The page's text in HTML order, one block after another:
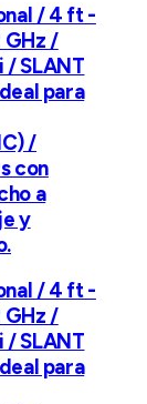
/ 4 ft -
GHz /
/ SLANT
para
/
con
a
y
/ 4 ft -
GHz /
/ SLANT
para